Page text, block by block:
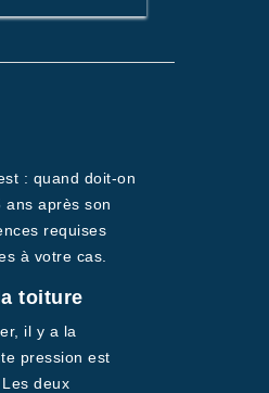
: quand doit-on
après son
requises
à votre cas.
toiture
il y a la
pression est
deux